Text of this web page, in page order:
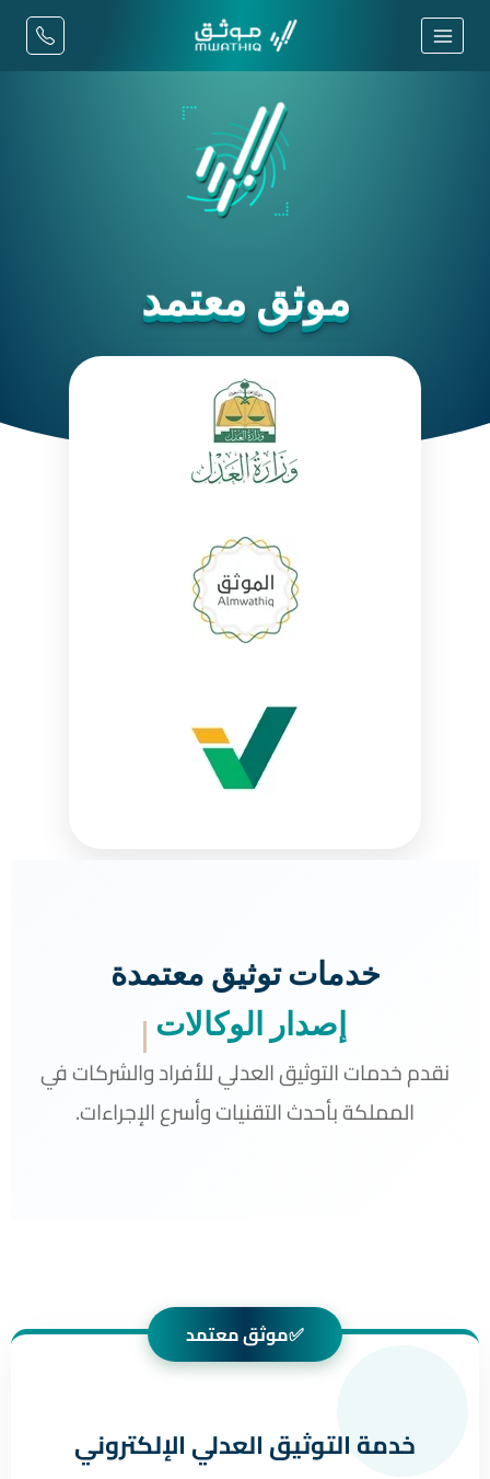
موثق معتمد
خدمات توثيق معتمدة
إصدار الوكالات 📜
نقدم خدمات التوثيق العدلي للأفراد والشركات في
المملكة بأحدث التقنيات وأسرع الإجراءات.
✅موثق معتمد
خدمة التوثيق العدلي الإلكتروني